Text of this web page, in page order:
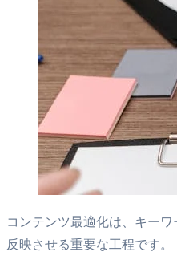
コンテンツ最適化は、キー
反映させる重要な工程です。